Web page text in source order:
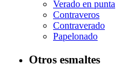
Verado en punta
Contraveros
Contraverado
Papelonado
Otros esmaltes